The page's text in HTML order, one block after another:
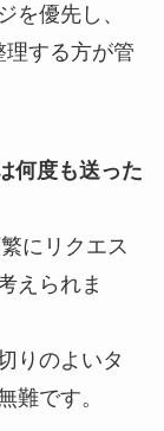
を優先し、
する方が管
何度も送った
にリクエス
えられま
りのよいタ
難です。